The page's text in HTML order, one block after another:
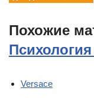
Похожие
Versace